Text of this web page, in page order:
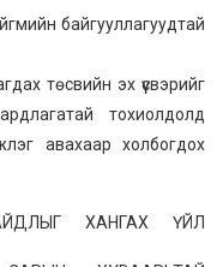
байгууллагуудтай
төсвийн эх үүсвэрийг
тохиолдолд
авахаар холбогдох
ХАНГАХ ҮЙЛ